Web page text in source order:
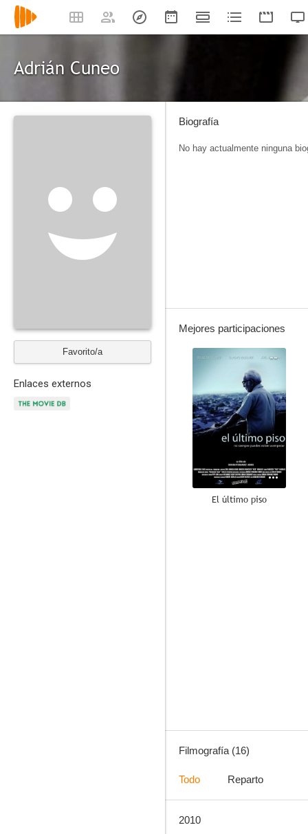
Adrián Cuneo
Favorito/a
Enlaces externos
Biografía
No hay actualmente ninguna
Mejores participaciones
--
El último piso
Filmografía (16)
Todo Reparto
2010